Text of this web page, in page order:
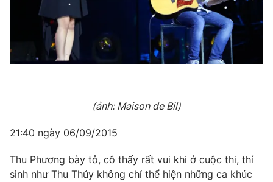
(ảnh: Maison de Bil)
21:40 ngày 06/09/2015
Thu Phương bày tỏ, cô thấy rất vui khi ở cuộc thi, thí
sinh như Thu Thủy không chỉ thể hiện những ca khúc